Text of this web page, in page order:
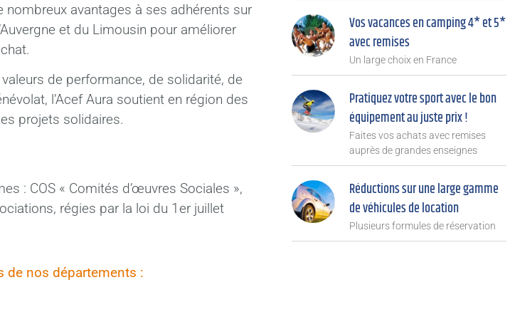
nombreux avantages à ses adhérents sur
et du Limousin pour améliorer
de performance, de solidarité, de
l’Acef Aura soutient en région des
projets solidaires.
: COS « Comités d’œuvres Sociales »,
régies par la loi du 1er juillet
de nos départements :
Vos vacances en camping 4* et 5*
avec remises
Un large choix en France
Pratiquez votre sport avec le bon
équipement au juste prix !
Faites vos achats avec remises
auprès de grandes enseignes
Réductions sur une large gamme
de véhicules de location
Plusieurs formules de réservation